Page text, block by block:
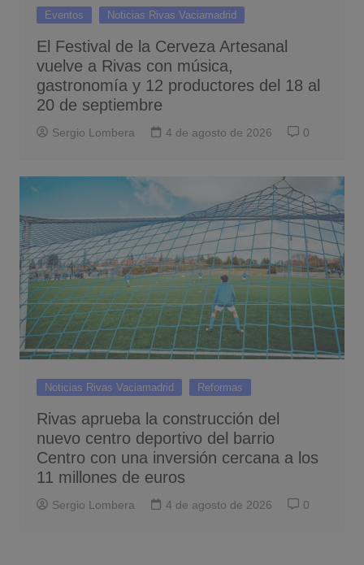
Eventos Noticias Rivas Vaciamadrid
El Festival de la Cerveza Artesanal
vuelve a Rivas con música,
gastronomía y 12 productores del 18 al
20 de septiembre
Sergio Lombera 4 de agosto de 2026 0
Noticias Rivas Vaciamadrid Reformas
Rivas aprueba la construcción del
nuevo centro deportivo del barrio
Centro con una inversión cercana a los
11 millones de euros
Sergio Lombera 4 de agosto de 2026 0